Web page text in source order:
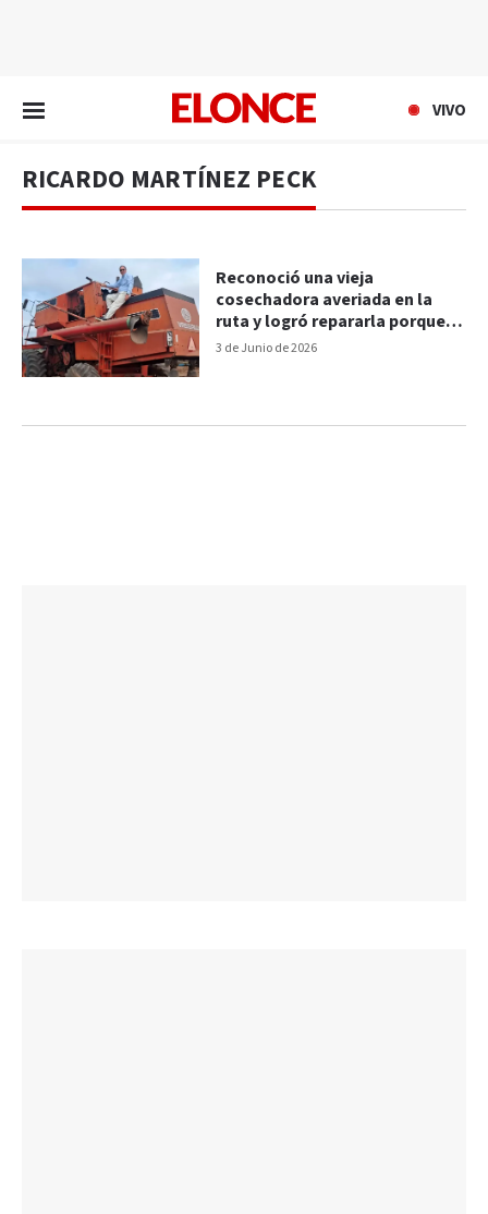
VIVO
RICARDO MARTÍNEZ PECK
3 de Junio de 2026
Reconoció una vieja
cosechadora averiada en la
ruta y logró repararla porque
sabía todos sus secretos